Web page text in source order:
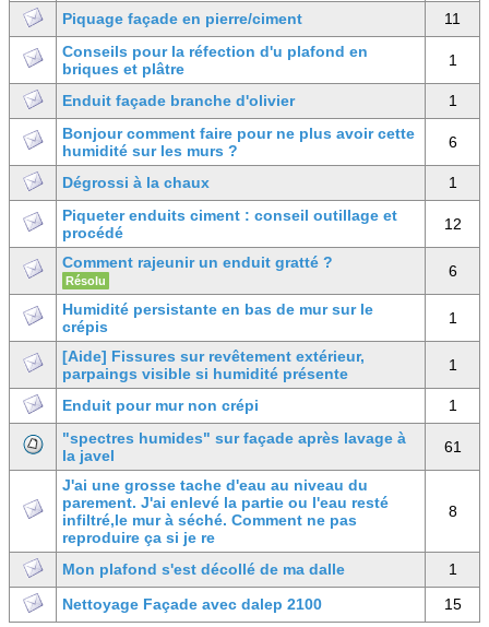
Piquage façade en pierre/ciment
11
Conseils pour la réfection d'u plafond en
briques et plâtre
1
Enduit façade branche d'olivier
1
Bonjour comment faire pour ne plus avoir cette
humidité sur les murs ?
6
Dégrossi à la chaux
1
Piqueter enduits ciment : conseil outillage et
procédé
12
Comment rajeunir un enduit gratté ?
Résolu
6
Humidité persistante en bas de mur sur le
crépis
1
[Aide] Fissures sur revêtement extérieur,
parpaings visible si humidité présente
1
Enduit pour mur non crépi
1
"spectres humides" sur façade après lavage à
la javel
61
J'ai une grosse tache d'eau au niveau du
parement. J'ai enlevé la partie ou l'eau resté
infiltré,le mur à séché. Comment ne pas
reproduire ça si je re
8
Mon plafond s'est décollé de ma dalle
1
Nettoyage Façade avec dalep 2100
15